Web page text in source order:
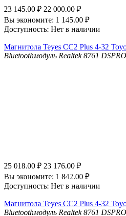
23 145.00 ₽ 22 000.00 ₽
Вы экономите: 1 145.00 ₽
Доступность: Нет в наличии
Магнитола Teyes CC2 Plus 4-32
Bluetoothмодуль Realtek 8761 DSP
25 018.00 ₽ 23 176.00 ₽
Вы экономите: 1 842.00 ₽
Доступность: Нет в наличии
Магнитола Teyes CC2 Plus 4-32
Bluetoothмодуль Realtek 8761 DSP